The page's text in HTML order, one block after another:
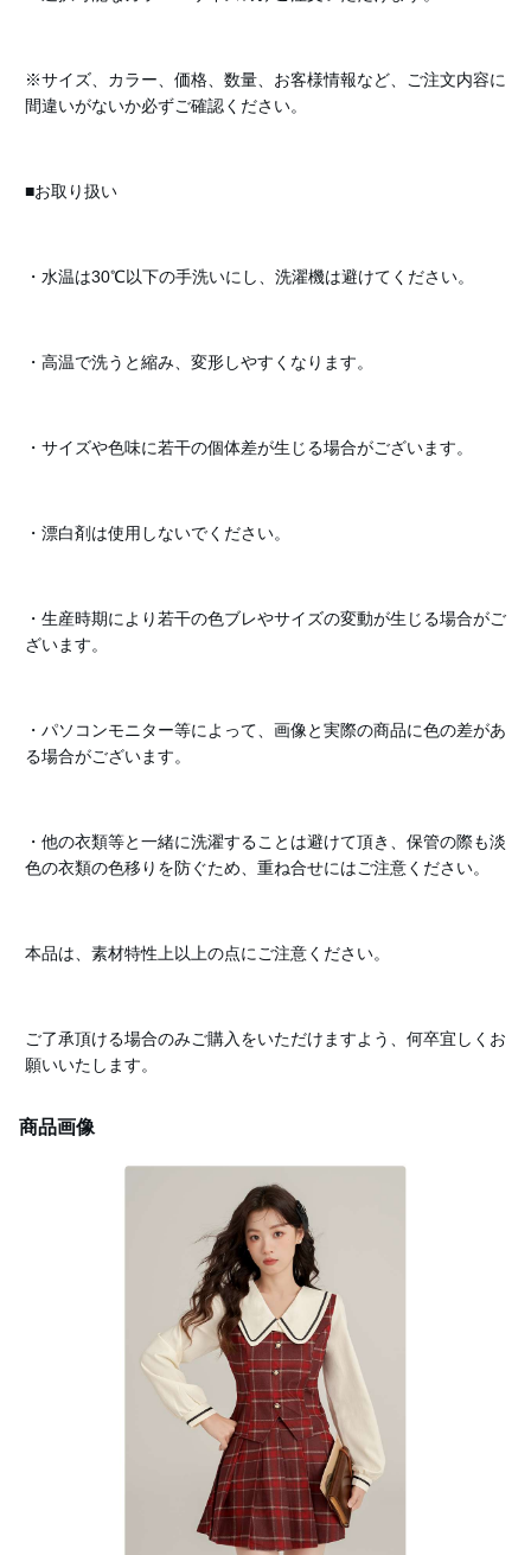
※サイズ、カラー、価格、数量、お客様情報など、ご注文内容に
間違いがないか必ずご確認ください。
■お取り扱い
・水温は30℃以下の手洗いにし、洗濯機は避けてください。
・高温で洗うと縮み、変形しやすくなります。
・サイズや色味に若干の個体差が生じる場合がございます。
・漂白剤は使用しないでください。
・生産時期により若干の色ブレやサイズの変動が生じる場合がご
ざいます。
・パソコンモニター等によって、画像と実際の商品に色の差があ
る場合がございます。
・他の衣類等と一緒に洗濯することは避けて頂き、保管の際も淡
色の衣類の色移りを防ぐため、重ね合せにはご注意ください。
本品は、素材特性上以上の点にご注意ください。
ご了承頂ける場合のみご購入をいただけますよう、何卒宜しくお
願いいたします。
商品画像